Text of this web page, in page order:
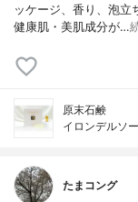
ッケージ、香り、泡
健康肌・美肌成分が…
原末石鹸
イロンデルソ
たまコング